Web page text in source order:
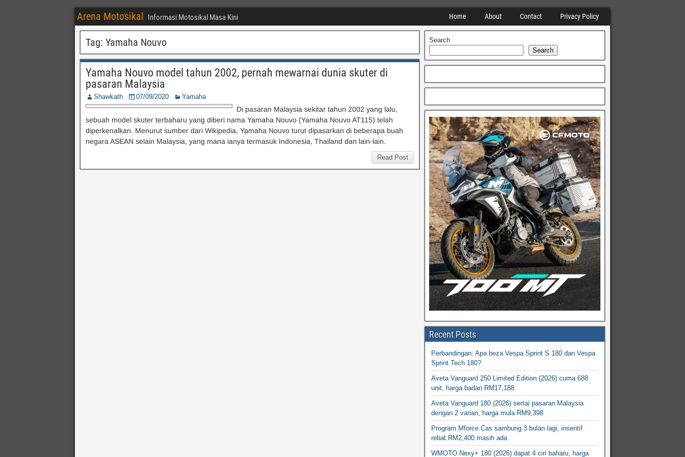
Arena Motosikal Informasi Motosikal Masa Kini Home About Contact Privacy Policy
Tag: Yamaha Nouvo
Yamaha Nouvo model tahun 2002, pernah mewarnai dunia skuter di
pasaran Malaysia
Shawkath 07/09/2020 Yamaha
Di pasaran Malaysia sekitar tahun 2002 yang lalu,
sebuah model skuter terbaharu yang diberi nama Yamaha Nouvo (Yamaha Nouvo AT115) telah
diperkenalkan. Menurut sumber dari Wikipedia, Yamaha Nouvo turut dipasarkan di beberapa buah
negara ASEAN selain Malaysia, yang mana ianya termasuk Indonesia, Thailand dan lain-lain.
Read Post
Search
Search
Recent Posts
Perbandingan: Apa beza Vespa Sprint S 180 dan Vespa
Sprint Tech 180?
Aveta Vanguard 250 Limited Edition (2026) cuma 688
unit, harga badan RM17,188
Aveta Vanguard 180 (2026) sertai pasaran Malaysia
dengan 2 varian, harga mula RM9,398
Program Mforce.Cas sambung 3 bulan lagi, insentif
rebat RM2,400 masih ada
WMOTO Nexy+ 180 (2026) dapat 4 ciri baharu, harga